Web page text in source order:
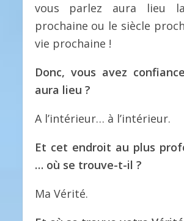
vous parlez aura lieu
prochaine ou le siècle
vie prochaine !
Donc, vous avez
aura lieu ?
A l’intérieur… à l’intérieur.
Et cet endroit au plus
… où se trouve-t-il ?
Ma Vérité.